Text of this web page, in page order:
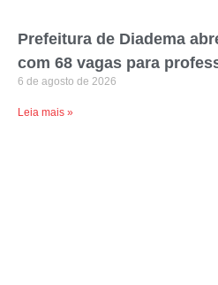
Prefeitura de Diadema
com 68 vagas para
6 de agosto de 2026
Leia mais »